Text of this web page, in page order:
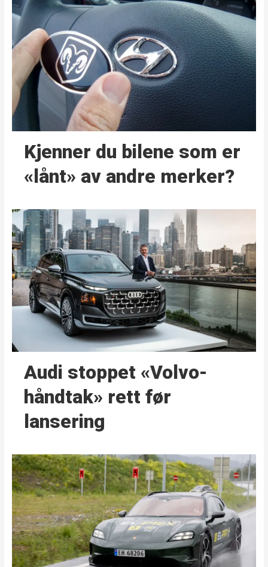
Kjenner du bilene som er
«lånt» av andre merker?
Audi stoppet «Volvo-
håndtak» rett før
lansering